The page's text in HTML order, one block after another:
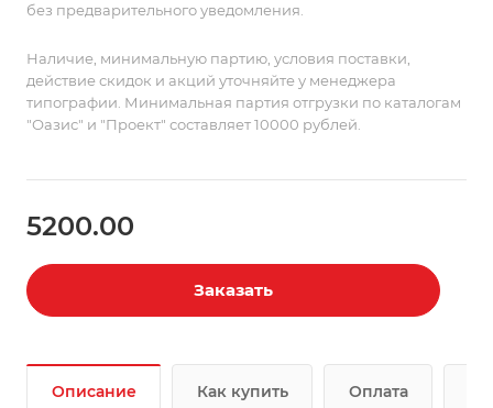
без предварительного уведомления.
Наличие, минимальную партию, условия поставки,
действие скидок и акций уточняйте у менеджера
типографии. Минимальная партия отгрузки по каталогам
"Оазис" и "Проект" составляет 10000 рублей.
5200.00
Заказать
Описание Как купить Оплата